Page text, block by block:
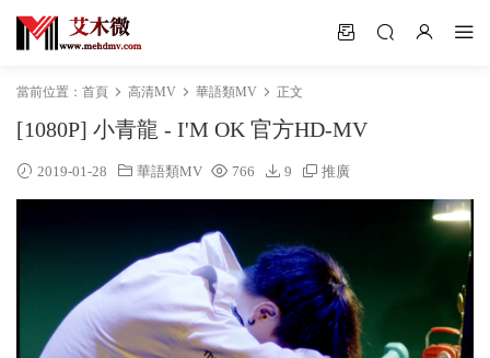
當前位置： 首頁 高清MV 華語類MV 正文
[1080P] 小青龍 - I'M OK 官方HD-MV
2019-01-28 華語類MV 766 9 推廣